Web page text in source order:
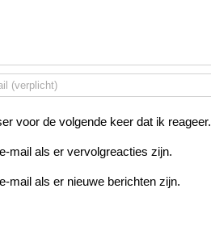
voor de volgende keer dat ik reageer.
mail als er vervolgreacties zijn.
mail als er nieuwe berichten zijn.